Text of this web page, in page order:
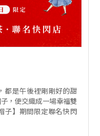
都是午後裡剛剛好的甜
，便交織成一場幸福雙
子】期間限定聯名快閃